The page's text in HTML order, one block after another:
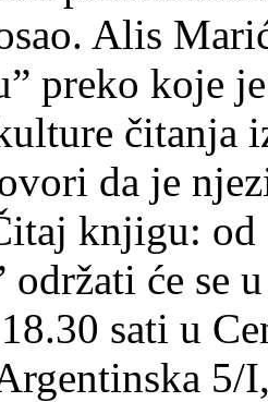
Alis
preko koje
čitanja
da je
knjigu:
će se
sati u